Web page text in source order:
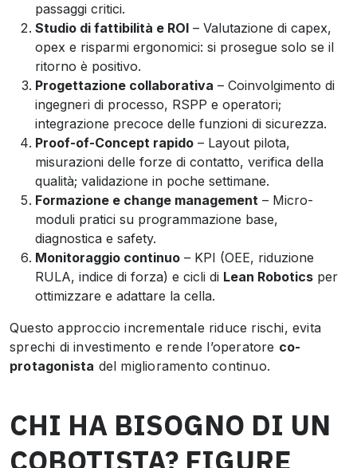
passaggi critici.
Studio di fattibilità e ROI – Valutazione di capex,
opex e risparmi ergonomici: si prosegue solo se il
ritorno è positivo.
Progettazione collaborativa – Coinvolgimento di
ingegneri di processo, RSPP e operatori;
integrazione precoce delle funzioni di sicurezza.
Proof-of-Concept rapido – Layout pilota,
misurazioni delle forze di contatto, verifica della
qualità; validazione in poche settimane.
Formazione e change management – Micro-
moduli pratici su programmazione base,
diagnostica e safety.
Monitoraggio continuo – KPI (OEE, riduzione
RULA, indice di forza) e cicli di Lean Robotics per
ottimizzare e adattare la cella.
Questo approccio incrementale riduce rischi, evita
sprechi di investimento e rende l’operatore co-
protagonista del miglioramento continuo.
CHI HA BISOGNO DI UN